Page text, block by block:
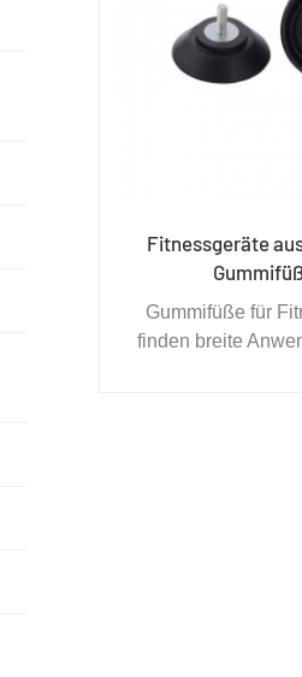
Fitnessgeräte
Gummifüße für
finden breite